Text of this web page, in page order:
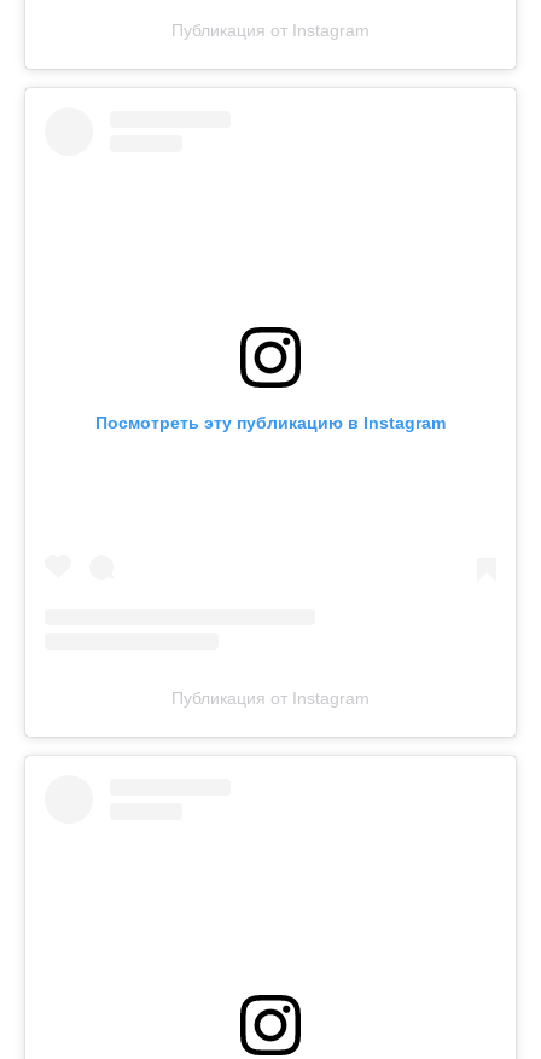
Публикация от Instagram
Посмотреть эту публикацию в Instagram
Публикация от Instagram